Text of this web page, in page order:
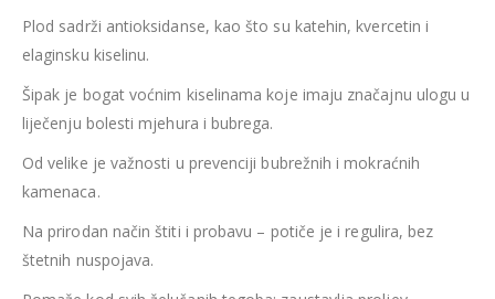
Plod sadrži antioksidanse, kao što su katehin, kvercetin i
elaginsku kiselinu.
Šipak je bogat voćnim kiselinama koje imaju značajnu ulogu u
liječenju bolesti mjehura i bubrega.
Od velike je važnosti u prevenciji bubrežnih i mokraćnih
kamenaca.
Na prirodan način štiti i probavu – potiče je i regulira, bez
štetnih nuspojava.